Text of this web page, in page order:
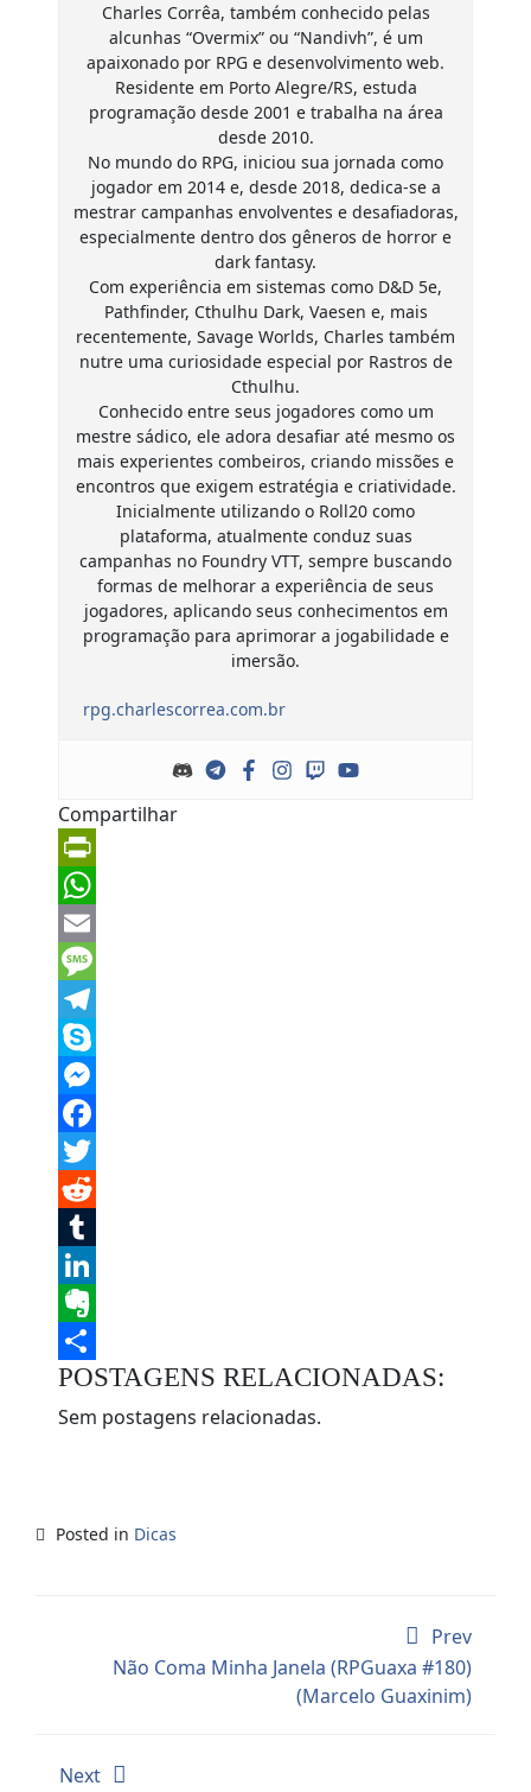
Charles Corrêa, também conhecido pelas
alcunhas “Overmix” ou “Nandivh”, é um
apaixonado por RPG e desenvolvimento web.
Residente em Porto Alegre/RS, estuda
programação desde 2001 e trabalha na área
desde 2010.
No mundo do RPG, iniciou sua jornada como
jogador em 2014 e, desde 2018, dedica-se a
mestrar campanhas envolventes e desafiadoras,
especialmente dentro dos gêneros de horror e
dark fantasy.
Com experiência em sistemas como D&D 5e,
Pathfinder, Cthulhu Dark, Vaesen e, mais
recentemente, Savage Worlds, Charles também
nutre uma curiosidade especial por Rastros de
Cthulhu.
Conhecido entre seus jogadores como um
mestre sádico, ele adora desafiar até mesmo os
mais experientes combeiros, criando missões e
encontros que exigem estratégia e criatividade.
Inicialmente utilizando o Roll20 como
plataforma, atualmente conduz suas
campanhas no Foundry VTT, sempre buscando
formas de melhorar a experiência de seus
jogadores, aplicando seus conhecimentos em
programação para aprimorar a jogabilidade e
imersão.
rpg.charlescorrea.com.br
Compartilhar
PrintFriendly
WhatsApp
Email
Message
Telegram
Skype
Messenger
Facebook
Twitter
Reddit
Tumblr
LinkedIn
Evernote
Share
POSTAGENS RELACIONADAS:
Sem postagens relacionadas.
Posted in Dicas
Prev
Não Coma Minha Janela (RPGuaxa #180)
(Marcelo Guaxinim)
Next